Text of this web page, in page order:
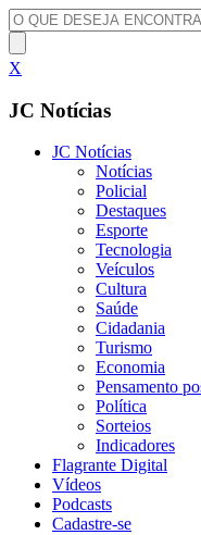
X
JC Notícias
JC Notícias
Notícias
Policial
Destaques
Esporte
Tecnologia
Veículos
Cultura
Saúde
Cidadania
Turismo
Economia
Pensamento
Política
Sorteios
Indicadores
Flagrante Digital
Vídeos
Podcasts
Cadastre-se